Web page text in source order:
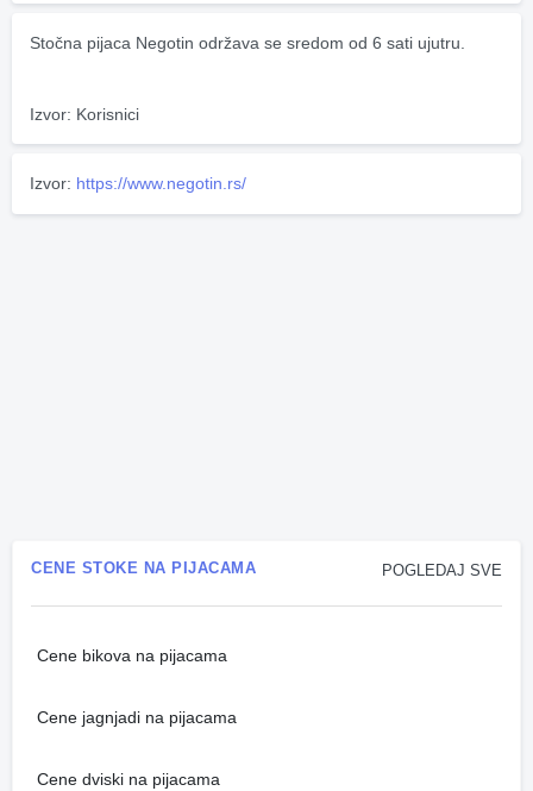
Stočna pijaca Negotin održava se sredom od 6 sati ujutru.
Izvor: Korisnici
Izvor: https://www.negotin.rs/
POGLEDAJ SVE
CENE STOKE NA PIJACAMA
Cene bikova na pijacama
Cene jagnjadi na pijacama
Cene dviski na pijacama